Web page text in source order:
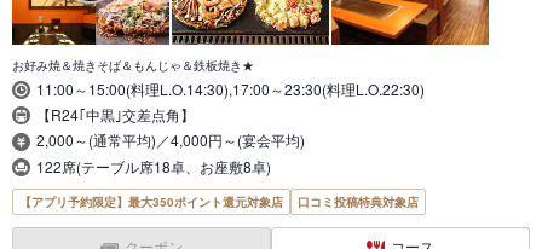
お好み焼＆焼きそば＆もんじゃ＆鉄板焼き★
11:00～15:00(料理L.O.14:30),17:00～23:30(料理L.O.22:30)
【R24｢中黒｣交差点角】
2,000～(通常平均)／4,000円～(宴会平均)
122席(テーブル席18卓、お座敷8卓)
【アプリ予約限定】最大350ポイント還元対象店 口コミ投稿特典対象店